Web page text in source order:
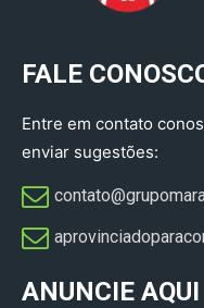
FALE
Entre em contato
enviar sugestões:
ANUNCIE AQUI